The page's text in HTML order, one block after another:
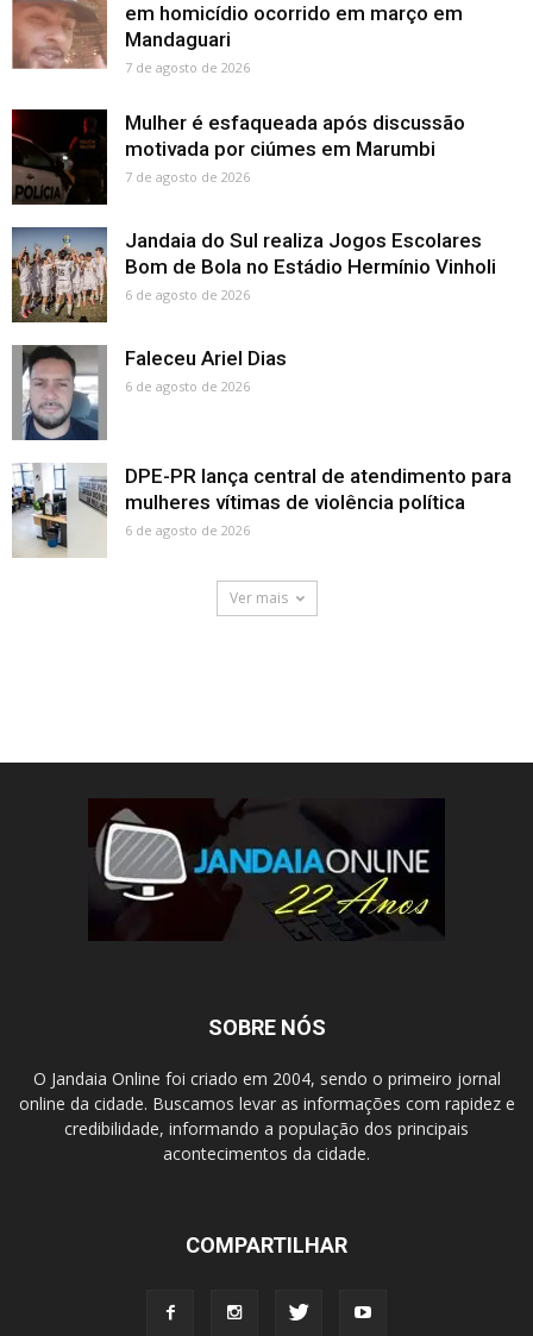
em homicídio ocorrido em março em
Mandaguari
7 de agosto de 2026
Mulher é esfaqueada após discussão
motivada por ciúmes em Marumbi
7 de agosto de 2026
Jandaia do Sul realiza Jogos Escolares
Bom de Bola no Estádio Hermínio Vinholi
6 de agosto de 2026
Faleceu Ariel Dias
6 de agosto de 2026
DPE-PR lança central de atendimento para
mulheres vítimas de violência política
6 de agosto de 2026
Ver mais
SOBRE NÓS
O Jandaia Online foi criado em 2004, sendo o primeiro jornal
online da cidade. Buscamos levar as informações com rapidez e
credibilidade, informando a população dos principais
acontecimentos da cidade.
COMPARTILHAR